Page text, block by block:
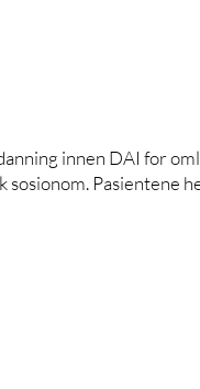
innen DAI for
sosionom.